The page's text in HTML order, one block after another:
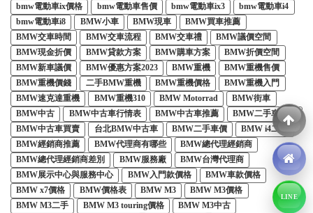
bmw電動車ix價格
bmw電動車售價 bmw電動車ix3
bmw電動車i4
bmw電動車i8
BMW小車 BMW現車
BMW買車推薦
BMW交車時間
BMW交車流程 BMW交車禮
BMW議價空間
BMW現金折價
BMW貸款方案 BMW購車方案
BMW折價空間
BMW新車議價
BMW優惠方案2023 BMW重機
BMW重機售價
BMW重機價錢
二手BMW重機 BMW重機價格
BMW重機入門
BMW速克達重機
BMW重機310 BMW Motorrad
BMW街車
BMW中古
BMW中古車行情表 BMW中古車推薦
BMW二手車注意
BMW中古車買賣
台北BMW中古車 BMW二手車價
BMW i4二手
BMW經銷商推薦
BMW代理商有哪些
BMW總代理經銷商
BMW總代理經銷商差別
BMW服務廠
BMW台灣代理商
BMW展示中心與服務中心
BMW入門款價格
BMW車款價格
BMW x7價格
BMW價格表 BMW M3
BMW M3價格
BMW M3二手
BMW M3 touring價格
BMW M3中古
LINE